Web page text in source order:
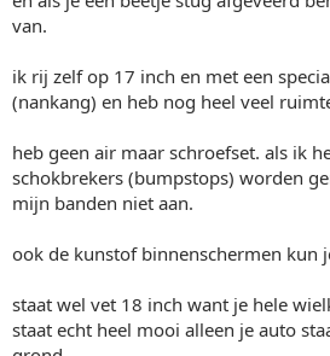
van.
ik rij zelf op 17 inch en met een
(nankang) en heb nog heel veel
heb geen air maar schroefset. als ik
schokbrekers (bumpstops) worden
mijn banden niet aan.
ook de kunstof binnenschermen kun
staat wel vet 18 inch want je hele
staat echt heel mooi alleen je auto